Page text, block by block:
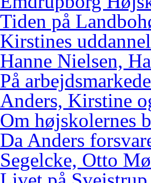
Tiden på
Kirstines
Hanne Nielsen,
På
Anders, Kirstine
Om højskolernes
Da Anders
Segelcke, Otto